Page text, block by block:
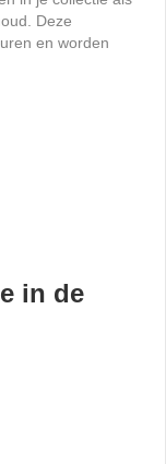
Deze
en worden
in de